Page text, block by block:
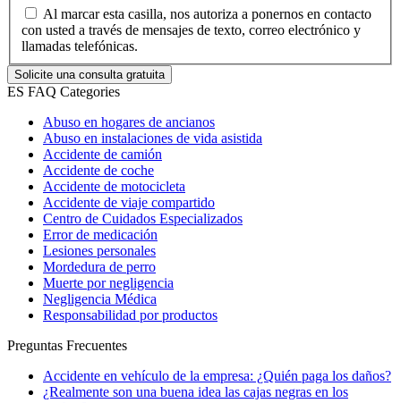
Al marcar esta casilla, nos autoriza a ponernos en contacto
con usted a través de mensajes de texto, correo electrónico y
llamadas telefónicas.
ES FAQ Categories
Abuso en hogares de ancianos
Abuso en instalaciones de vida asistida
Accidente de camión
Accidente de coche
Accidente de motocicleta
Accidente de viaje compartido
Centro de Cuidados Especializados
Error de medicación
Lesiones personales
Mordedura de perro
Muerte por negligencia
Negligencia Médica
Responsabilidad por productos
Preguntas Frecuentes
Accidente en vehículo de la empresa: ¿Quién paga los daños?
¿Realmente son una buena idea las cajas negras en los